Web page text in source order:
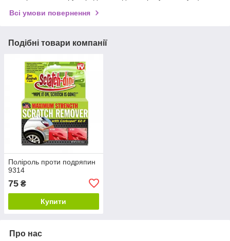
Всі умови повернення
Подібні товари компанії
Поліроль проти подряпин
9314
75 ₴
Купити
Про нас